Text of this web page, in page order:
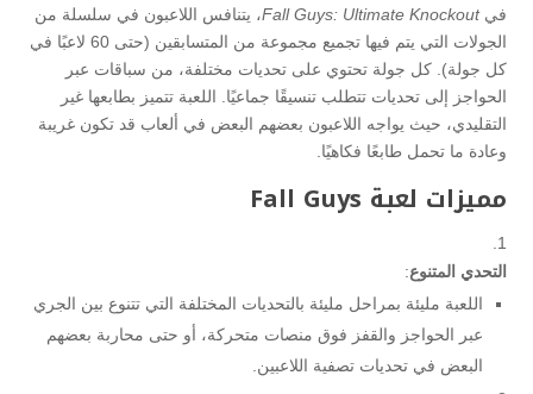
فيFall Guys: Ultimate Knockout، يتنافس اللاعبون في سلسلة من
الجولات التي يتم فيها تجميع مجموعة من المتسابقين (حتى 60 لاعبًا في
كل جولة). كل جولة تحتوي على تحديات مختلفة، من سباقات عبر
الحواجز إلى تحديات تتطلب تنسيقًا جماعيًا. اللعبة تتميز بطابعها غير
التقليدي، حيث يواجه اللاعبون بعضهم البعض في ألعاب قد تكون غريبة
وعادة ما تحمل طابعًا فكاهيًا.
مميزات لعبة Fall Guys
التحدي المتنوع:
اللعبة مليئة بمراحل مليئة بالتحديات المختلفة التي تتنوع بين الجري
عبر الحواجز والقفز فوق منصات متحركة، أو حتى محاربة بعضهم
البعض في تحديات تصفية اللاعبين.